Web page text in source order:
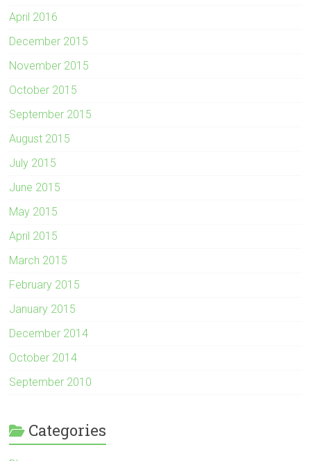
April 2016
December 2015
November 2015
October 2015
September 2015
August 2015
July 2015
June 2015
May 2015
April 2015
March 2015
February 2015
January 2015
December 2014
October 2014
September 2010
Categories